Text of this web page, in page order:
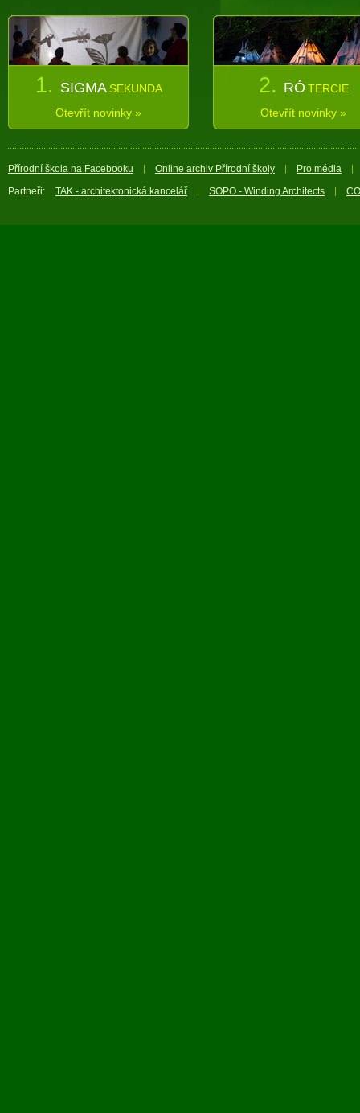
1. SIGMA SEKUNDA
Otevřít novinky »
2. RÓ TERCIE
Otevřít novinky »
Přírodní škola na Facebooku Online archiv Přírodní školy
Pro média
Partneři:
TAK - architektonická kancelář SOPO - Winding Architects